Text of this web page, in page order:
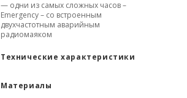
— одни из самых сложных часов –
Emergency – со встроенным
двухчастотным аварийным
радиомаяком
Технические характеристики
Материалы